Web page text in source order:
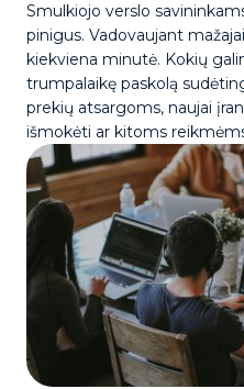
Smulkiojo verslo
pinigus. Vadovaujant
kiekviena minutė. Kokių
trumpalaikę paskolą
prekių atsargoms, naujai
išmokėti ar kitoms